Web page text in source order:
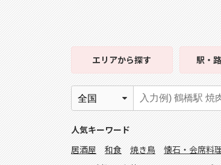
エリアから探す 駅・
人気キーワード
居酒屋
和食 焼き鳥 懐石・会席料